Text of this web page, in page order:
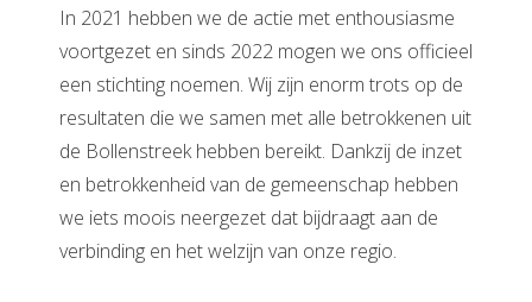
In 2021 hebben we de actie met enthousiasme
voortgezet en sinds 2022 mogen we ons officieel
een stichting noemen. Wij zijn enorm trots op de
resultaten die we samen met alle betrokkenen uit
de Bollenstreek hebben bereikt. Dankzij de inzet
en betrokkenheid van de gemeenschap hebben
we iets moois neergezet dat bijdraagt aan de
verbinding en het welzijn van onze regio.